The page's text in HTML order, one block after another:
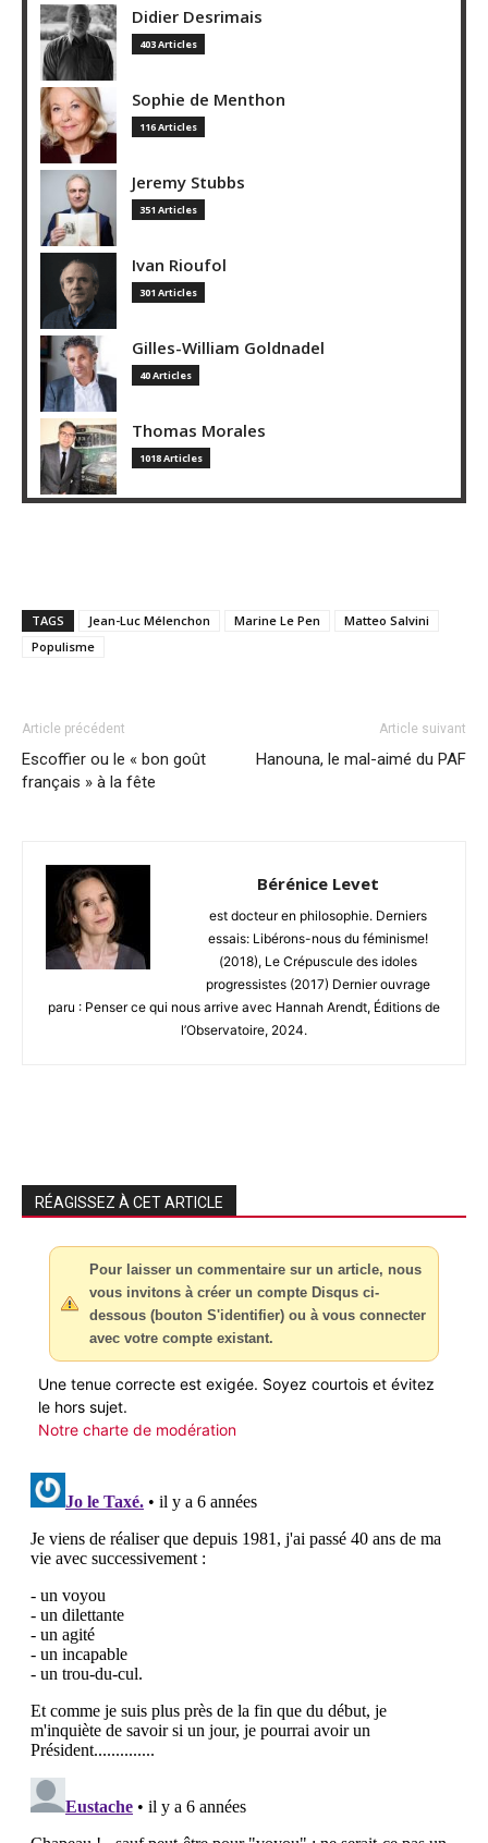
Didier Desrimais
403 Articles
Sophie de Menthon
116 Articles
Jeremy Stubbs
351 Articles
Ivan Rioufol
301 Articles
Gilles-William Goldnadel
40 Articles
Thomas Morales
1018 Articles
TAGS Jean-Luc Mélenchon Marine Le Pen
Matteo Salvini
Populisme
Article précédent
Escoffier ou le « bon goût
français » à la fête
Article suivant
Hanouna, le mal-aimé du PAF
Bérénice Levet
est docteur en philosophie. Derniers
essais: Libérons-nous du féminisme!
(2018), Le Crépuscule des idoles
progressistes (2017) Dernier ouvrage
paru : Penser ce qui nous arrive avec Hannah Arendt, Éditions de
l’Observatoire, 2024.
RÉAGISSEZ À CET ARTICLE
Pour laisser un commentaire sur un article, nous
vous invitons à créer un compte Disqus ci-
dessous (bouton S'identifier) ou à vous connecter
avec votre compte existant.
Une tenue correcte est exigée. Soyez courtois et évitez
le hors sujet.
Notre charte de modération